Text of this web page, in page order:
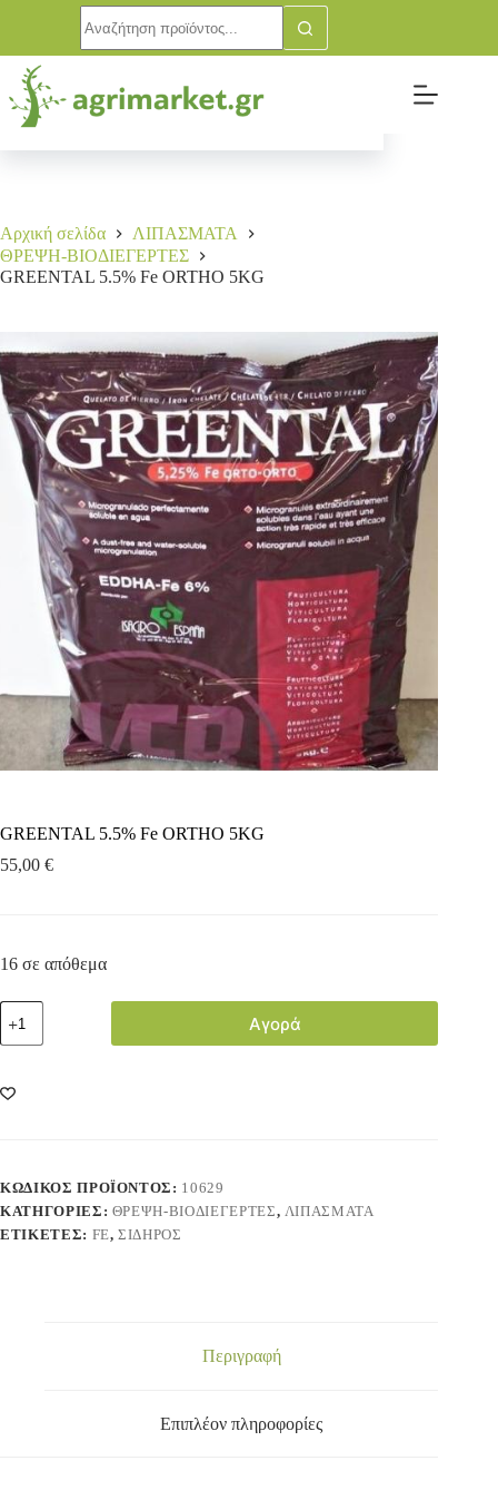
GREENTAL 5.5% Fe ORTHO 5KG
€
Αρχική σελίδα
ΛΙΠΑΣΜΑΤΑ
ΘΡΕΨΗ-ΒΙΟΔΙΕΓΕΡΤΕΣ
GREENTAL 5.5% Fe ORTHO 5KG
GREENTAL 5.5% Fe ORTHO 5KG
55,00 €
16 σε απόθεμα
Αγορά
ΚΩΔΙΚΌΣ ΠΡΟΪΌΝΤΟΣ: 10629
ΚΑΤΗΓΟΡΊΕΣ: ΘΡΕΨΗ-ΒΙΟΔΙΕΓΕΡΤΕΣ, ΛΙΠΑΣΜΑΤΑ
ΕΤΙΚΈΤΕΣ: FE,ΣΊΔΗΡΟΣ
Περιγραφή
Επιπλέον πληροφορίες